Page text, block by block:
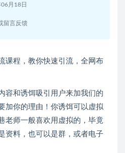
月18日
留言反馈
课程，教你快速引流，全网布
容和诱饵吸引用户来加我们的
加你的理由！你诱饵可以虚拟
老师一般喜欢用虚拟的，毕竟
资料，也可以是群，或者电子